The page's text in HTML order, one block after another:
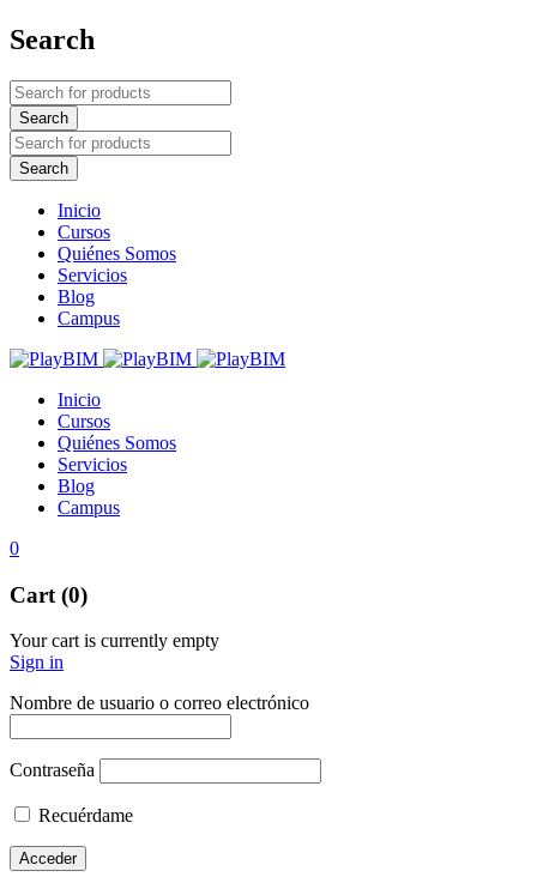
Search
Inicio
Cursos
Quiénes Somos
Servicios
Blog
Campus
Inicio
Cursos
Quiénes Somos
Servicios
Blog
Campus
0
Cart (0)
Your cart is currently empty
Sign in
Nombre de usuario o correo electrónico
Contraseña
Recuérdame